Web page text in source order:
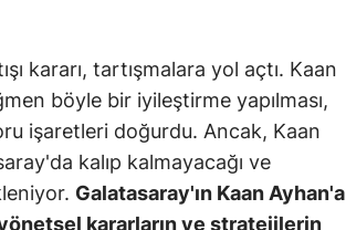
kararı, tartışmalara yol açtı. Kaan
böyle bir iyileştirme yapılması,
işaretleri doğurdu. Ancak, Kaan
kalıp kalmayacağı ve
Galatasaray'ın Kaan Ayhan'a
kararların ve stratejilerin